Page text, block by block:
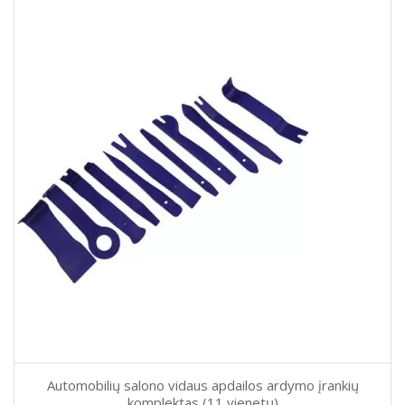
Automobilių salono vidaus apdailos ardymo įrankių